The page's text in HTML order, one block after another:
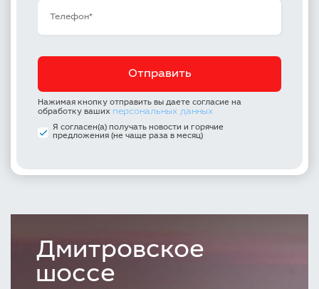
Нажимая кнопку отправить вы даете согласие на
обработку ваших персональных данных
Я согласен(а) получать новости и горячие
предложения (не чаще раза в месяц)
Дмитровское
шоссе